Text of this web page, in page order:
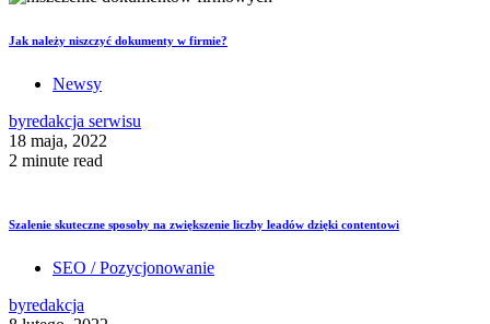
Jak należy niszczyć dokumenty w firmie?
Newsy
byredakcja serwisu
18 maja, 2022
2 minute read
Szalenie skuteczne sposoby na zwiększenie liczby leadów dzięki contentowi
SEO / Pozycjonowanie
byredakcja